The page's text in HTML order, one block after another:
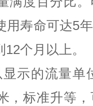
用寿命可达5
个月以上。
示的流量单
，标准升等